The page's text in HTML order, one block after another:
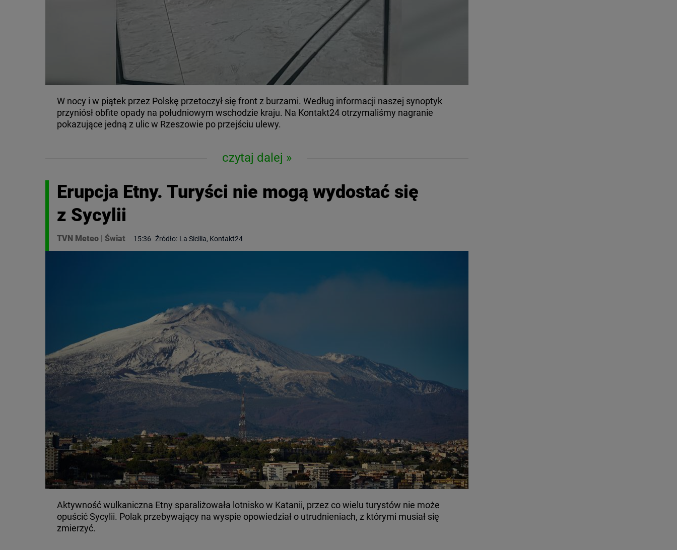
czytaj dalej
W nocy i w piątek przez Polskę przetoczył się front z burzami. Według informacji naszej synoptyk
przyniósł obfite opady na południowym wschodzie kraju. Na Kontakt24 otrzymaliśmy nagranie
pokazujące jedną z ulic w Rzeszowie po przejściu ulewy.
Aktywność wulkaniczna Etny sparaliżowała lotnisko w Katanii, przez co wielu turystów nie może
opuścić Sycylii. Polak przebywający na wyspie opowiedział o utrudnieniach, z którymi musiał się
zmierzyć.
Erupcja Etny. Turyści nie mogą wydostać się
z Sycylii
TVN Meteo Świat 15:36 Źródło: La Sicilia, Kontakt24